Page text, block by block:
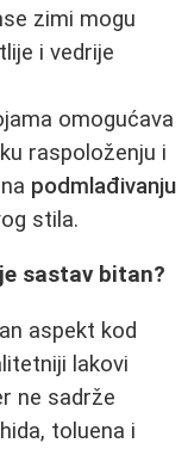
zimi mogu
i vedrije
omogućava
raspoloženju i
podmlađivanju
stila.
sastav bitan?
aspekt kod
lakovi
ne sadrže
toluena i